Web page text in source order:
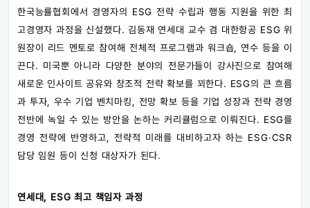
한국능률협회에서 경영자의 ESG 전략 수립과 행동 지원을 위한 최
고경영자 과정을 신설했다. 김동재 연세대 교수 겸 대한항공 ESG 위
원장이 리드 멘토로 참여해 전체적 프로그램과 워크숍, 연수 등을 이
끈다. 미국뿐 아니라 다양한 분야의 전문가들이 강사진으로 참여해
새로운 인사이트 공유와 창조적 전략 확보를 꾀한다. ESG의 큰 흐름
과 투자, 우수 기업 벤치마킹, 전망 확보 등을 기업 성장과 전략 경영
전반에 녹일 수 있는 방안을 논하는 커리큘럼으로 이뤄진다. ESG를
경영 전략에 반영하고, 전략적 미래를 대비하고자 하는 ESG·CSR
담당 임원 등이 신청 대상자가 된다.
연세대, ESG 최고 책임자 과정